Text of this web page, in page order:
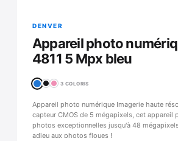
DENVER
Appareil photo
4811 5 Mpx bleu
3 COLORIS
Appareil photo numérique Imagerie haute
capteur CMOS de 5 mégapixels, cet appareil
photos exceptionnelles jusqu'à 48
adieu aux photos floues !